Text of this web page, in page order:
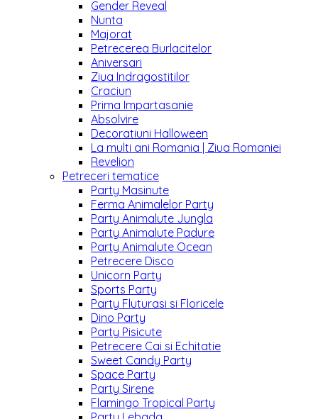
Gender Reveal
Nunta
Majorat
Petrecerea Burlacitelor
Aniversari
Ziua Indragostitilor
Craciun
Prima Impartasanie
Absolvire
Decoratiuni Halloween
La multi ani Romania | Ziua Romaniei
Revelion
Petreceri tematice
Party Masinute
Ferma Animalelor Party
Party Animalute Jungla
Party Animalute Padure
Party Animalute Ocean
Petrecere Disco
Unicorn Party
Sports Party
Party Fluturasi si Floricele
Dino Party
Party Pisicute
Petrecere Cai si Echitatie
Sweet Candy Party
Space Party
Party Sirene
Flamingo Tropical Party